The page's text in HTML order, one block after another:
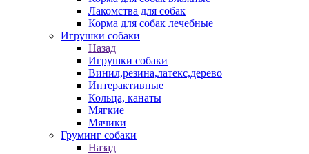
Лакомства для собак
Корма для собак лечебные
Игрушки собаки
Назад
Игрушки собаки
Винил,резина,латекс,дерево
Интерактивные
Кольца, канаты
Мягкие
Мячики
Груминг собаки
Назад